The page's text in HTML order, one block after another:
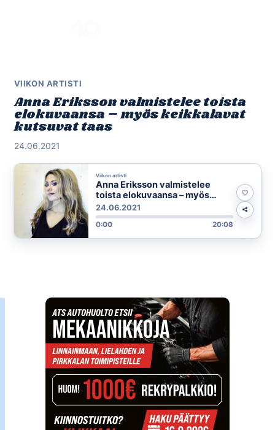
VIIKON ARTISTI
Anna Eriksson valmistelee toista
elokuvaansa – myös keikkalavat
kutsuvat taas
24.06.2021
Viikon artisti
Anna Eriksson valmistelee
toista elokuvaansa – myös
keikkalavat kutsuvat taas
24.06.2021
0:00 20:08